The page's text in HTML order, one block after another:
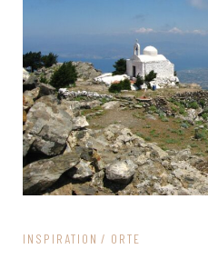
INSPIRATION ORTE